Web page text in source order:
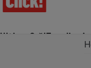
Ultima Oră!Trending